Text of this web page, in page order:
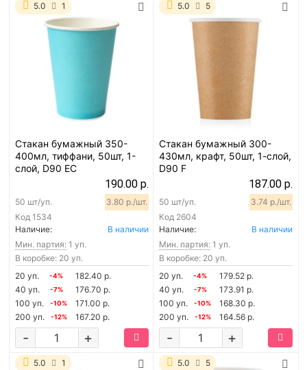
5.0 1
Стакан бумажный 350-
400мл, тиффани, 50шт, 1-
слой, D90 EC
190.00 р.
Код 1534
50 шт/уп. 3.80 р./шт.
Наличие:
В наличии
Мин. партия: 1 уп.
В коробке: 20 уп.
20 уп.
-4%
182.40 р.
40 уп.
-7%
176.70 р.
100 уп.
-10%
171.00 р.
200 уп.
-12% 167.20 р.
+
-
5.0 5
Стакан бумажный 300-
430мл, крафт, 50шт, 1-слой,
D90 F
187.00 р.
Код 2604
50 шт/уп. 3.74 р./шт.
Наличие:
В наличии
Мин. партия: 1 уп.
В коробке: 20 уп.
20 уп.
-4%
179.52 р.
40 уп.
-7%
173.91 р.
100 уп.
-10%
168.30 р.
200 уп.
-12% 164.56 р.
+
-
5.0 1 5.0 5